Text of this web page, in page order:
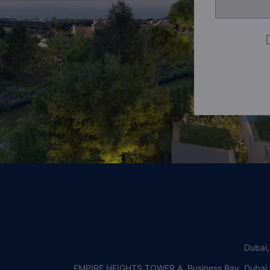
EMPIRE HEIGHTS TOWER A, Business Bay,